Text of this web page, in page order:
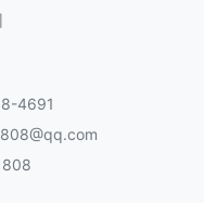
4691